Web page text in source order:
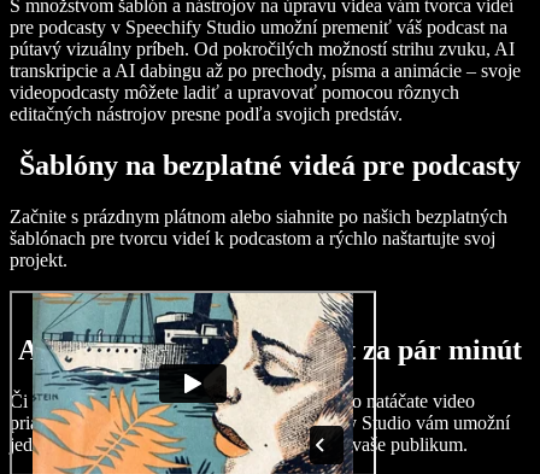
S množstvom šablón a nástrojov na úpravu videa vám tvorca videí
pre podcasty v Speechify Studio umožní premeniť váš podcast na
pútavý vizuálny príbeh. Od pokročilých možností strihu zvuku, AI
transkripcie a AI dabingu až po prechody, písma a animácie – svoje
videopodcasty môžete ladiť a upravovať pomocou rôznych
editačných nástrojov presne podľa svojich predstáv.
Šablóny na bezplatné videá pre podcasty
Začnite s prázdnym plátnom alebo siahnite po našich bezplatných
šablónach pre tvorcu videí k podcastom a rýchlo naštartujte svoj
projekt.
Ako vytvoriť video podcast za pár minút
Či už využívate existujúci audio podcast alebo natáčate video
priamo počas nahrávania podcastu, Speechify Studio vám umožní
jednoducho pripraviť videá k podcastom pre vaše publikum.